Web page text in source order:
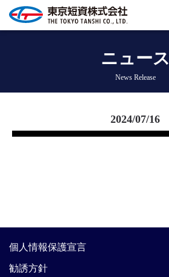
ニュース
News Release
2024/07/16
個人情報保護宣言
勧誘方針